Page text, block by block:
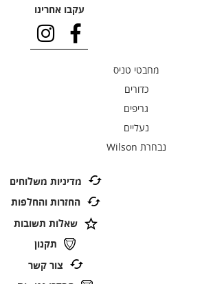
עקבו אחרינו
מחבטי טניס
כדורים
גריפים
נעליים
נבחרת Wilson
מדיניות משלוחים
החזרות והחלפות
שאלות תשובות
תקנון
צור קשר